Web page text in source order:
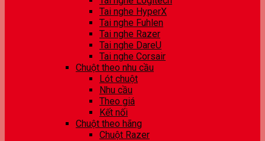
Tai nghe HyperX
Tai nghe Fuhlen
Tai nghe Razer
Tai nghe DareU
Tai nghe Corsair
Chuột theo nhu cầu
Lót chuột
Nhu cầu
Theo giá
Kết nối
Chuột theo hãng
Chuột Razer